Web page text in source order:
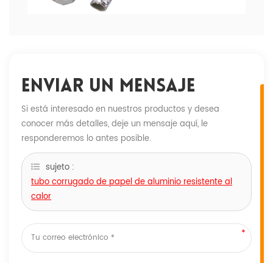
Enviar Un Mensaje
Si está interesado en nuestros productos y desea
conocer más detalles, deje un mensaje aquí, le
responderemos lo antes posible.
sujeto :
tubo corrugado de papel de aluminio resistente al
calor